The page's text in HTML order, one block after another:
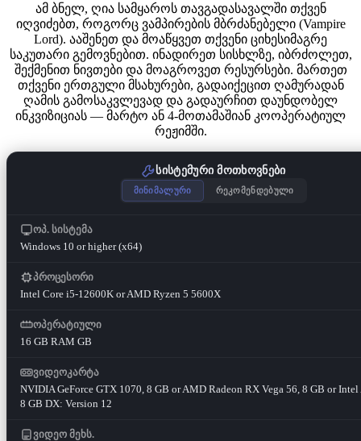
ამ ბნელ, ღია სამყაროს თავგადასავალში თქვენ
იღვიძებთ, როგორც ვამპირების მბრძანებელი (Vampire
Lord). ააშენეთ და მოაწყვეთ თქვენი ციხესიმაგრე
საკუთარი გემოვნებით. ინადირეთ სისხლზე, იბრძოლეთ,
შექმენით ნივთები და მოაგროვეთ რესურსები. მართეთ
თქვენი ერთგული მსახურები, გადაიქეცით ღამურადან
ღამის გამოსაკვლევად და გადაურჩით დაუნდობელ
ინკვიზიციას — მარტო ან 4-მოთამაშიან კოოპერატიულ
რეჟიმში.
სისტემური მოთხოვნები
მინიმალური რეკომენდებული
ოპ. სისტემა
Windows 10 or higher (x64)
პროცესორი
Intel Core i5-12600K or AMD Ryzen 5 5600X
ოპერატიული
16 GB RAM GB
ვიდეოკარტა
NVIDIA GeForce GTX 1070, 8 GB or AMD Radeon RX Vega 56, 8 GB or Intel
8 GB DX: Version 12
ვიდეო მეხს.